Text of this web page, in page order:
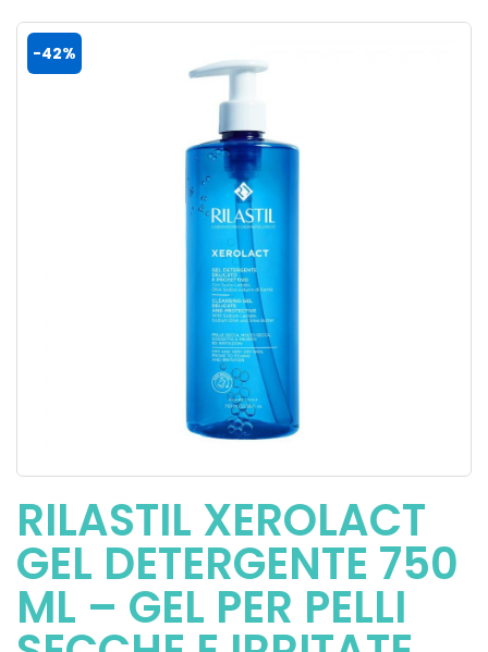
-42%
RILASTIL XEROLACT
GEL DETERGENTE 750
ML – GEL PER PELLI